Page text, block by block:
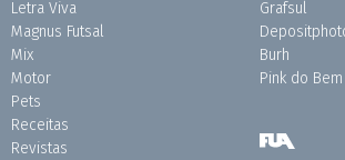
Letra Viva
Magnus Futsal
Mix
Motor
Pets
Receitas
Revistas
Grafsul
Burh
Pink do Bem